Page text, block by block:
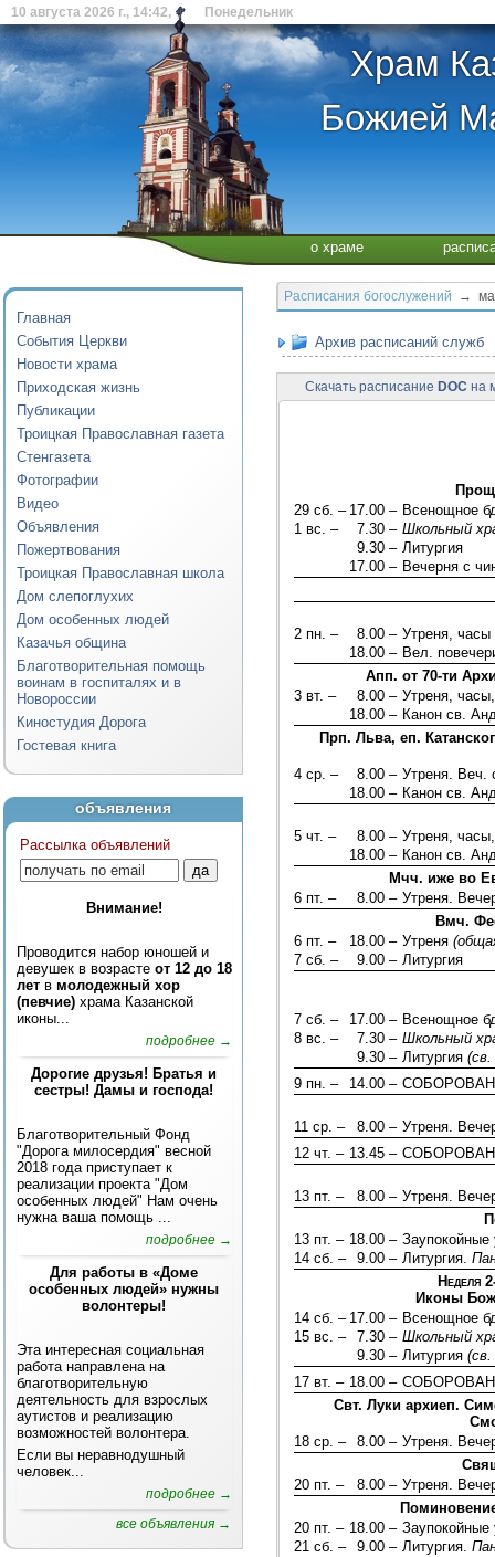
10 августа 2026 г., 14:42, Понедельник
Храм
Божией
о храме
Главная
События Церкви
Новости храма
Приходская жизнь
Публикации
Троицкая Православная газета
Стенгазета
Фотографии
Видео
Объявления
Пожертвования
Троицкая Православная школа
Дом слепоглухих
Дом особенных людей
Казачья община
Благотворительная помощь
воинам в госпиталях и в
Новороссии
Киностудия Дорога
Гостевая книга
объявления
Рассылка объявлений
Внимание!
Проводится набор юношей и
девушек в возрасте от 12 до 18
лет в молодежный хор
(певчие) храма Казанской
иконы...
подробнее →
Дорогие друзья! Братья и
сестры! Дамы и господа!
Благотворительный Фонд
"Дорога милосердия" весной
2018 года приступает к
реализации проекта "Дом
особенных людей" Нам очень
нужна ваша помощь ...
подробнее →
Для работы в «Доме
особенных людей» нужны
волонтеры!
Эта интересная социальная
работа направлена на
благотворительную
деятельность для взрослых
аутистов и реализацию
возможностей волонтера.
Если вы неравнодушный
человек...
подробнее →
все объявления →
Расписания богослужений →
Архив расписаний служб
Скачать расписание DOC на
29 сб. – 17.00 – Всенощное
1 вс. –
7.30 – Школьный
9.30 – Литургия
17.00 – Вечерня с
2 пн. – 8.00 – Утреня, часы
18.00 – Вел.
Апп. от 70-ти
3 вт. –
8.00 – Утреня,
18.00 – Канон св.
Прп. Льва, еп.
4 ср. – 8.00 – Утреня. Веч.
18.00 – Канон св.
5 чт. – 8.00 – Утреня,
18.00 – Канон св.
Мчч. иже во
6 пт. –
8.00 – Утреня.
Вмч.
6 пт. –
18.00 – Утреня
7 сб. –
9.00 – Литургия
7 сб. –
17.00 – Всенощное
8 вс. –
7.30 – Школьный
9.30 – Литургия
9 пн. –
14.00 –
11 ср. – 8.00 – Утреня.
12 чт. – 13.45 –
13 пт. – 8.00 – Утреня.
13 пт. – 18.00 – Заупокойные
14 сб. –
9.00 – Литургия.
Неделя
Иконы
14 сб. – 17.00 – Всенощное
15 вс. –
7.30 – Школьный
9.30 – Литургия
17 вт. – 18.00 –
Свт. Луки архиеп.
18 ср. –
8.00 – Утреня.
20 пт. –
8.00 – Утреня.
20 пт. – 18.00 – Заупокойные
21 сб. –
9.00 – Литургия.